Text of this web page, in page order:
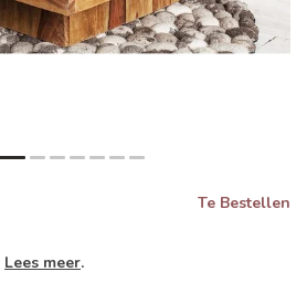
Te Bestellen
Lees meer.